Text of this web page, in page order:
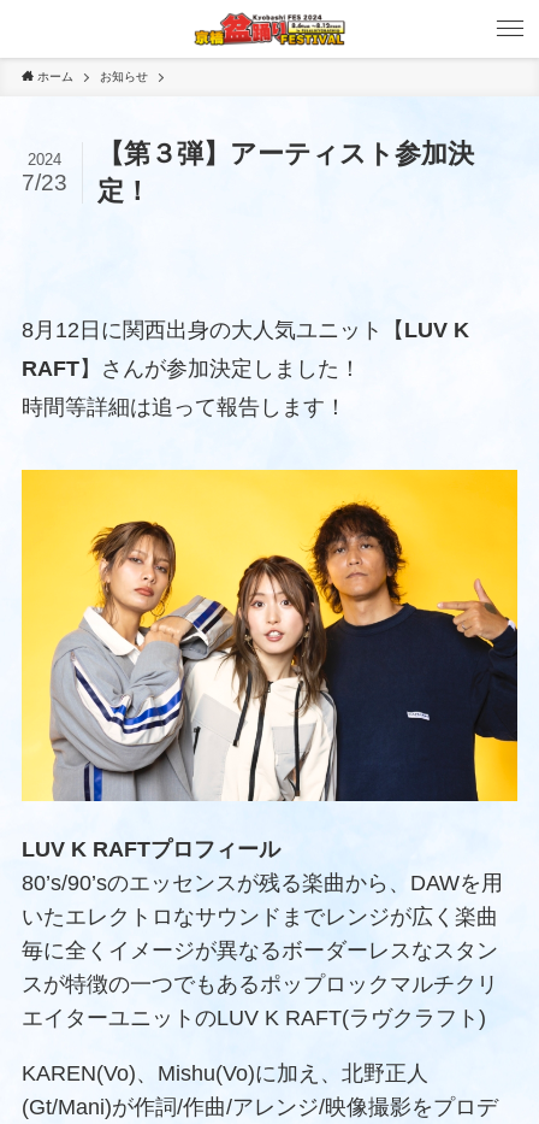
ホーム お知らせ
【第３弾】アーティスト参加決
定！
2024
7/23
8月12日に関西出身の大人気ユニット【 LUV K
RAFT】さんが参加決定しました！
時間等詳細は追って報告します！
LUV K RAFTプロフィール
80’s/90’sのエッセンスが残る楽曲から、DAWを用
いたエレクトロなサウンドまでレンジが広く楽曲
毎に全くイメージが異なるボーダーレスなスタン
スが特徴の一つでもあるポップロックマルチクリ
エイターユニットのLUV K RAFT(ラヴクラフト)
KAREN(Vo)、Mishu(Vo)に加え、北野正人
(Gt/Mani)が作詞/作曲/アレンジ/映像撮影をプロデ